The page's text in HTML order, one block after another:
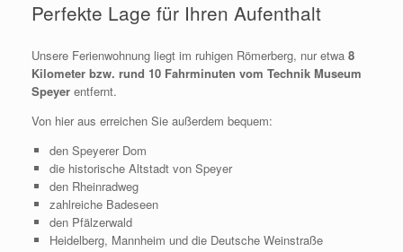
Perfekte Lage für Ihren Aufenthalt
Unsere Ferienwohnung liegt im ruhigen Römerberg, nur etwa 8
Kilometer bzw. rund 10 Fahrminuten vom Technik Museum
Speyer entfernt.
Von hier aus erreichen Sie außerdem bequem:
den Speyerer Dom
die historische Altstadt von Speyer
den Rheinradweg
zahlreiche Badeseen
den Pfälzerwald
Heidelberg, Mannheim und die Deutsche Weinstraße